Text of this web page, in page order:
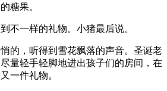
糖果。
一样的礼物。小猪最后说。
，听得到雪花飘落的声音。圣诞老
量轻手轻脚地进出孩子们的房间，在
一件礼物。